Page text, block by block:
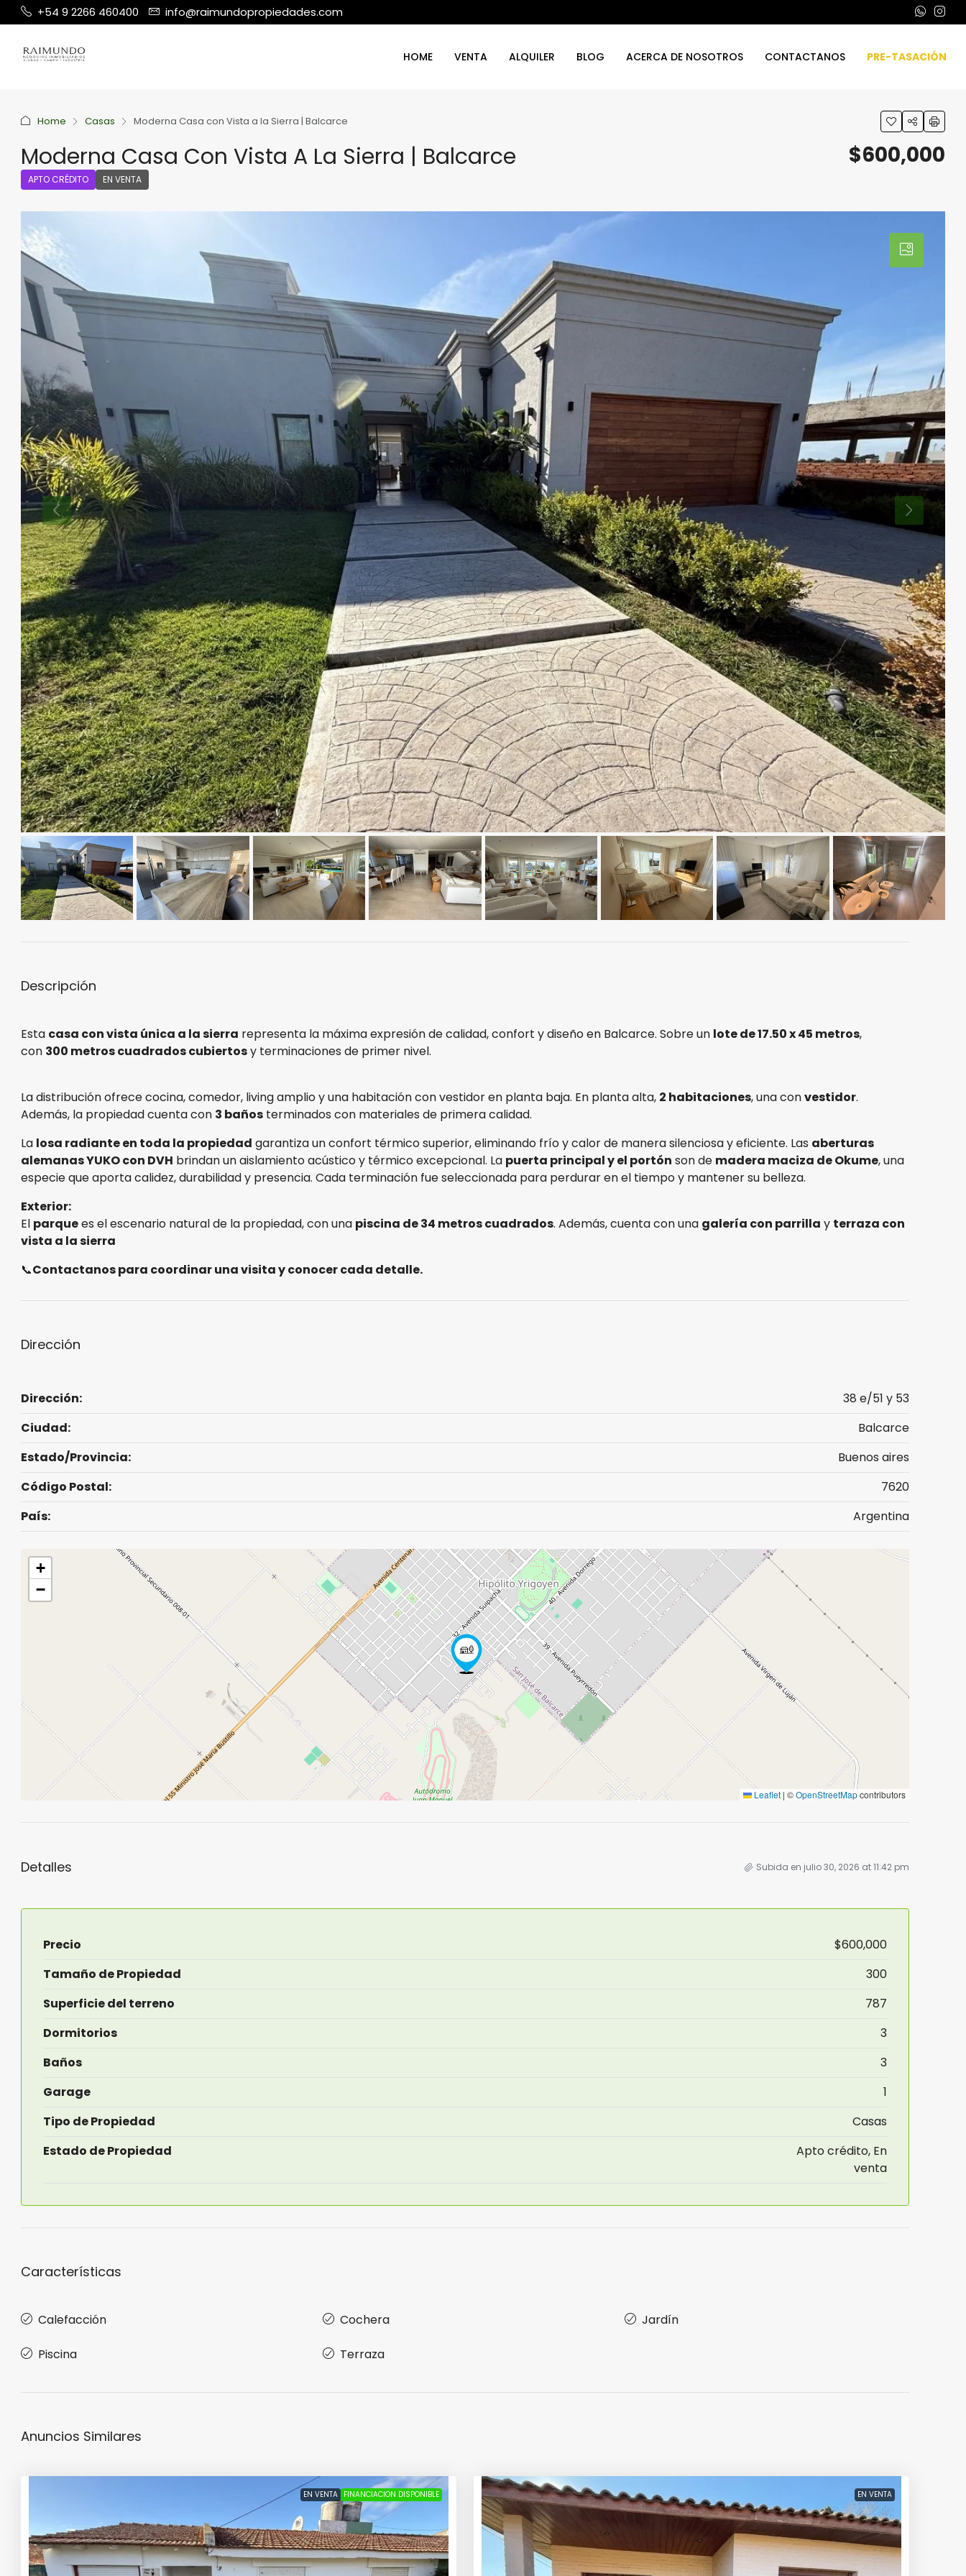
+54 9 2266 460400 info@raimundopropiedades.com
HOME VENTA ALQUILER BLOG ACERCA DE NOSOTROS CONTACTANOS PRE-TASACIÓN
Home Casas Moderna Casa con Vista a la Sierra | Balcarce
Moderna Casa Con Vista A La Sierra | Balcarce
APTO CRÉDITO EN VENTA
$600,000
Descripción
Esta casa con vista única a la sierra representa la máxima expresión de calidad, confort y diseño en Balcarce. Sobre un lote de 17.50 x 45 metros,
con 300 metros cuadrados cubiertosy terminaciones de primer nivel.
La distribución ofrece cocina, comedor, living amplio y una habitación con vestidor en planta baja. En planta alta, 2 habitaciones, una convestidor.
Además, la propiedad cuenta con 3 baños terminados con materiales de primera calidad.
La losa radiante en toda la propiedad garantiza un confort térmico superior, eliminando frío y calor de manera silenciosa y eficiente. Las aberturas
alemanas YUKO con DVH brindan un aislamiento acústico y térmico excepcional. La puerta principal y el portón son de madera maciza de Okume, una
especie que aporta calidez, durabilidad y presencia. Cada terminación fue seleccionada para perdurar en el tiempo y mantener su belleza.
Exterior:
El parquees el escenario natural de la propiedad, con una piscina de 34 metros cuadrados. Además, cuenta con una galería con parrilla y terraza con
vista a la sierra
📞Contactanos para coordinar una visita y conocer cada detalle.
Dirección
Dirección:
38 e/51 y 53
Ciudad:
Balcarce
Estado/Provincia:
Buenos aires
Código Postal:
7620
País:
Argentina
+
−
Leaflet | ©OpenStreetMapcontributors
Detalles Subida en julio 30, 2026 at 11:42 pm
Precio
$600,000
Tamaño de Propiedad
300
Superficie del terreno
787
Dormitorios
3
Baños
3
Garage
1
Tipo de Propiedad
Casas
Estado de Propiedad
Apto crédito, En
venta
Características
Calefacción Cochera Jardín
Piscina Terraza
Anuncios Similares
EN VENTA FINANCIACION DISPONIBLE EN VENTA